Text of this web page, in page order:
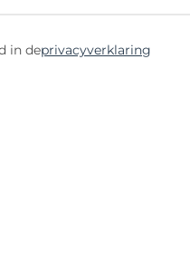
in deprivacyverklaring